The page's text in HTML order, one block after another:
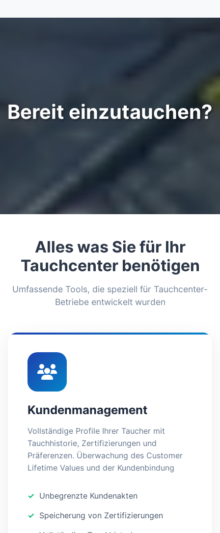
Bereit einzutauchen?
Alles was Sie für Ihr
Tauchcenter benötigen
Umfassende Tools, die speziell für Tauchcenter-
Betriebe entwickelt wurden
Kundenmanagement
Vollständige Profile Ihrer Taucher mit
Tauchhistorie, Zertifizierungen und
Präferenzen. Überwachung des Customer
Lifetime Values und der Kundenbindung
Unbegrenzte Kundenakten
Speicherung von Zertifizierungen